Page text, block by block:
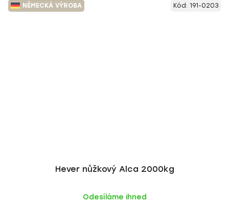
NĚMECKÁ VÝROBA
Hever nůžkový Alca 2000kg
Odesíláme ihned
Kód: 191-0203